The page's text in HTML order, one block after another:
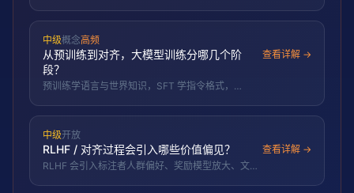
中级概念高频
从预训练到对齐，大模型训练分哪几个阶
段？
预训练学语言与世界知识，SFT 学指令格式，
查看详解 →
中级开放
RLHF / 对齐过程会引入哪些价值偏见？
RLHF 会引入标注者人群偏好、奖励模型放大、文化/
查看详解 →